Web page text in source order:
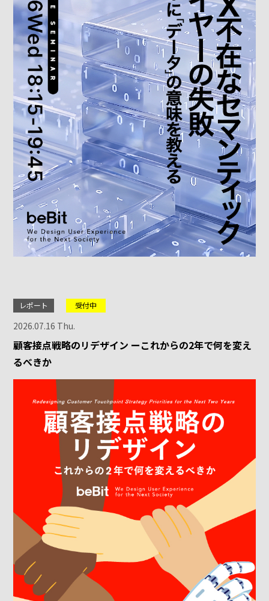
レポート 受付中
2026.07.16 Thu.
顧客接点戦略のリデザイン ーこれからの2年で何を変え
るべきか